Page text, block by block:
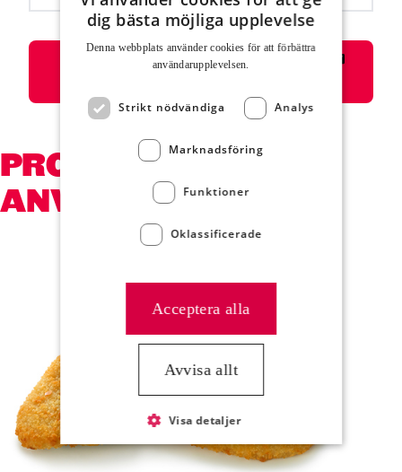
Skriv ut eller välj i listan för skrivare
PRODUKTER SOM
ANVÄNDS
dig bästa möjliga upplevelse
Denna webbplats använder cookies för att för­bättra
användar­upplevelsen.
Strikt nödvändiga Analys
Marknadsföring
Funktioner
Oklassificerade
Acceptera alla
Avvisa allt
Visa detaljer